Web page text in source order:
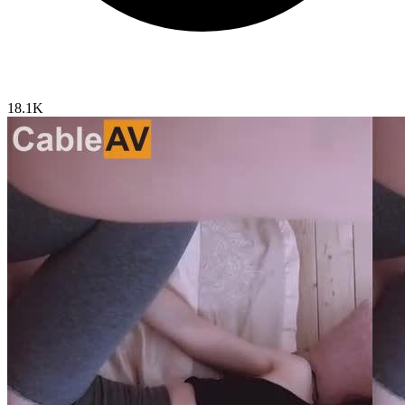
18.1K